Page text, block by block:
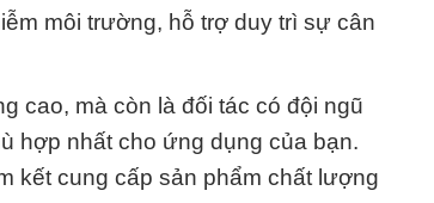
môi trường, hỗ trợ duy trì sự cân
cao, mà còn là đối tác có đội ngũ
hợp nhất cho ứng dụng của bạn.
kết cung cấp sản phẩm chất lượng